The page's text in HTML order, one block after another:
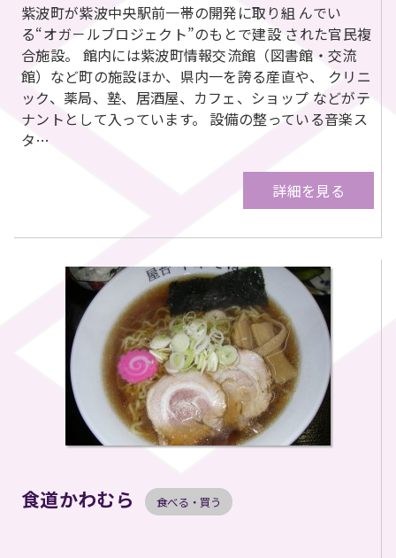
紫波町が紫波中央駅前一帯の開発に取り組 んでい
る“オガ－ルブロジェクト”のもとで建設 された官民複
合施設。 館内には紫波町情報交流館（図書館・交流
館）など町の施設ほか、県内一を誇る産直や、 クリニ
ック、薬局、塾、居酒屋、カフェ、ショップ などがテ
ナントとして入っています。 設備の整っている音楽ス
タ…
詳細を見る
食道かわむら 食べる・買う